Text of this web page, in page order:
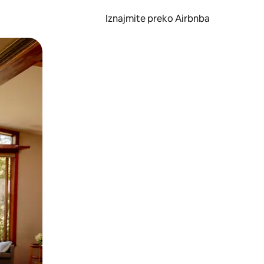
Iznajmite preko Airbnba
prstom po zaslonu.